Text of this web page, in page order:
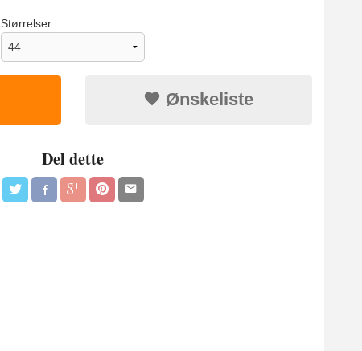
Størrelser
Ønskeliste
Del dette